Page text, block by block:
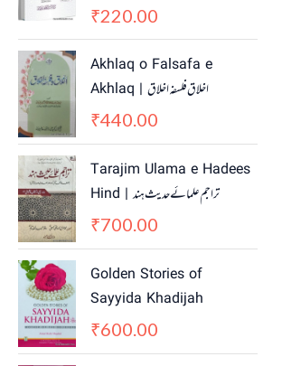
₹220.00
Akhlaq o Falsafa e
Akhlaq | اخلاق فلسفہ اخلاق
₹440.00
Tarajim Ulama e Hadees
Hind | تراجم علمائے حديث ہند
₹700.00
Golden Stories of
Sayyida Khadijah
₹600.00